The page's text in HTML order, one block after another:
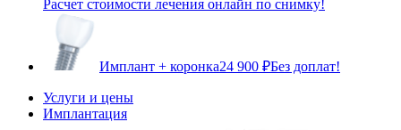
Расчет стоимости лечения онлайн по снимку!
Имплант + коронка24 900 ₽Без доплат!
Услуги и цены
Имплантация